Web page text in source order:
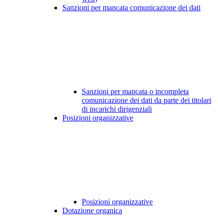
Sanzioni per mancata comunicazione dei dati
Sanzioni per mancata o incompleta
comunicazione dei dati da parte dei titolari
di incarichi dirigenziali
Posizioni organizzative
Posizioni organizzative
Dotazione organica